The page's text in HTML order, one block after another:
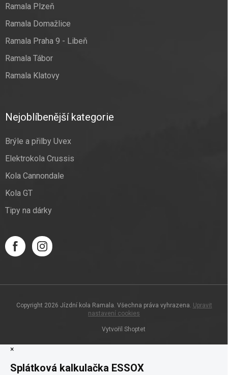
Ramala Plzeň
Ramala Domažlice
Ramala Praha 9 - Libeň
Ramala Tábor
Ramala Klatovy
Nejoblíbenější kategorie
Brýle a přilby Uvex
Elektrokola Crussis
Kola Cannondale
Kola GT
Tipy na dárky
Vytvořil Shoptet
Copyright 2026 Jízdní kola Ramala . Všechna práva vyhrazena. Upravit
nastavení cookies
×
Splátková kalkulačka ESSOX